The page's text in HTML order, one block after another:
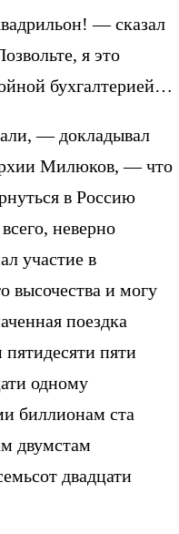
— сказал
я это
бухгалтерией…
— докладывал
Милюков, — что
в Россию
неверно
участие в
высочества и могу
поездка
пятидесяти пяти
одному
биллионам ста
двумстам
двадцати